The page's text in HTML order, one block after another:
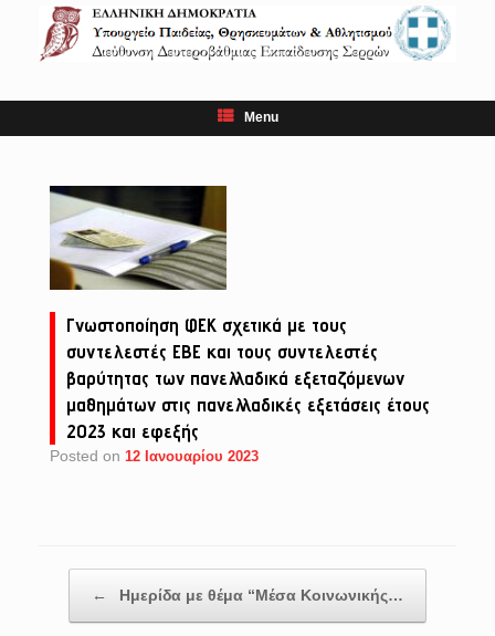
content
Menu
Γνωστοποίηση ΦΕΚ σχετικά με τους
συντελεστές ΕΒΕ και τους συντελεστές
βαρύτητας των πανελλαδικά εξεταζόμενων
μαθημάτων στις πανελλαδικές εξετάσεις έτους
2023 και εφεξής
Posted on 12 Ιανουαρίου 2023
←
Ημερίδα με θέμα “Μέσα Κοινωνικής…